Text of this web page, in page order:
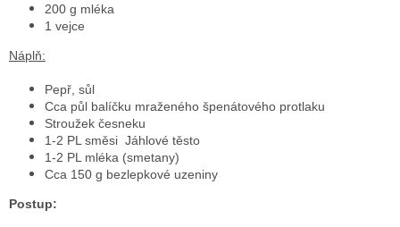
200 g mléka
1 vejce
Náplň:
Pepř, sůl
Cca půl balíčku mraženého špenátového protlaku
Stroužek česneku
1-2 PL směsi Jáhlové těsto
1-2 PL mléka (smetany)
Cca 150 g bezlepkové uzeniny
Postup: